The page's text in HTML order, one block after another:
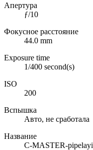
Апертура
ƒ/10
Фокусное расстояние
44.0 mm
Exposure time
1/400 second(s)
ISO
200
Вспышка
Авто, не сработала
Название
C-MASTER-